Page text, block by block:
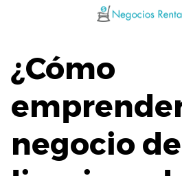
¿Cómo
negocio de